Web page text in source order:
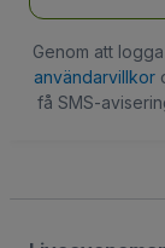
Genom att
användarvillkor
få SMS-